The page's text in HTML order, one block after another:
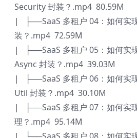
Security 封装？.mp4 80.59M
| ├──SaaS 多租户 04：如何实
装？.mp4 72.59M
| ├──SaaS 多租户 05：如何实
Async 封装？.mp4 39.03M
| ├──SaaS 多租户 06：如何实
Util 封装？.mp4 30.10M
| ├──SaaS 多租户 07：如何实
理？.mp4 95.14M